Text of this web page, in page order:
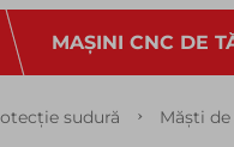
MAȘINI CNC DE
sudură Măști